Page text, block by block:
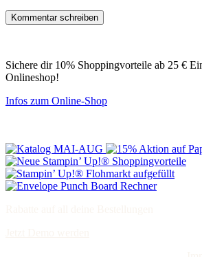
Sichere dir 10% Shoppingvorteile ab 25 €
Onlineshop!
Infos zum Online-Shop